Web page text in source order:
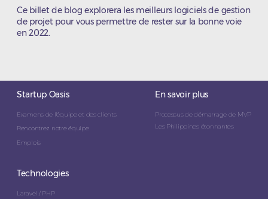
Ce billet de blog explorera les meilleurs logiciels de gestion
de projet pour vous permettre de rester sur la bonne voie
en 2022.
Startup Oasis
Examens de l'équipe et des clients
Rencontrez notre équipe
Emplois
En savoir plus
Processus de démarrage de MVP
Les Philippines étonnantes
Technologies
Laravel / PHP